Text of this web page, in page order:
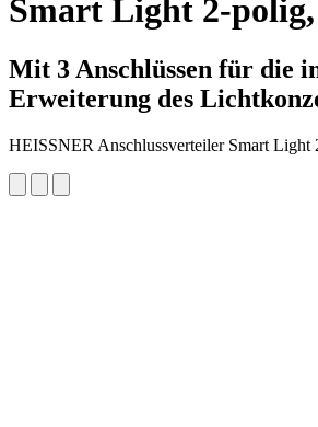
Smart Light 2-
Mit 3 Anschlüssen für die
Erweiterung des
HEISSNER Anschlussverteiler Smart Light